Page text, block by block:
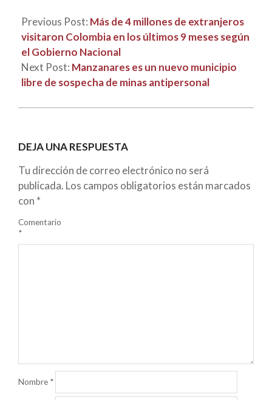
Previous Post: Más de 4 millones de extranjeros
visitaron Colombia en los últimos 9 meses según
el Gobierno Nacional
Next Post: Manzanares es un nuevo municipio
libre de sospecha de minas antipersonal
DEJA UNA RESPUESTA
Tu dirección de correo electrónico no será
publicada. Los campos obligatorios están marcados
con *
Comentario
*
Nombre *